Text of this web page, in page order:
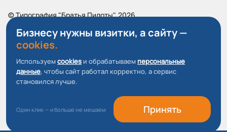
© Типография "Братья Пилоты", 2026
Все права защищены.
Политика конфиденциальности
Пользовательское соглашение
О файлах Cookie
Бизнесу нужны визитки, а сайту —
cookies.
Используемcookies и обрабатываем персональные
данные, чтобы сайт работал корректно, а сервис
становился лучше.
Один клик — и больше не мешаем Принять